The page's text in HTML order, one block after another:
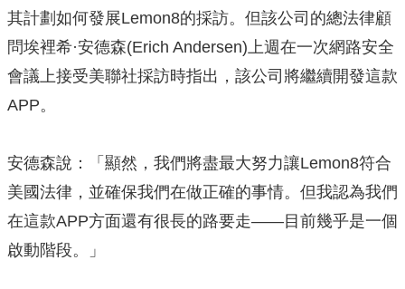
其計劃如何發展Lemon8的採訪。但該公司的總法律顧
問埃裡希·安德森(Erich Andersen)上週在一次網路安全
會議上接受美聯社採訪時指出，該公司將繼續開發這款
APP。
安德森說：「顯然，我們將盡最大努力讓Lemon8符合
美國法律，並確保我們在做正確的事情。但我認為我們
在這款APP方面還有很長的路要走——目前幾乎是一個
啟動階段。」